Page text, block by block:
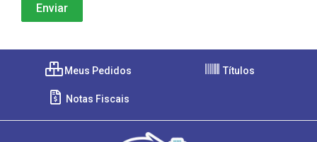
Meus Pedidos Títulos
Notas Fiscais